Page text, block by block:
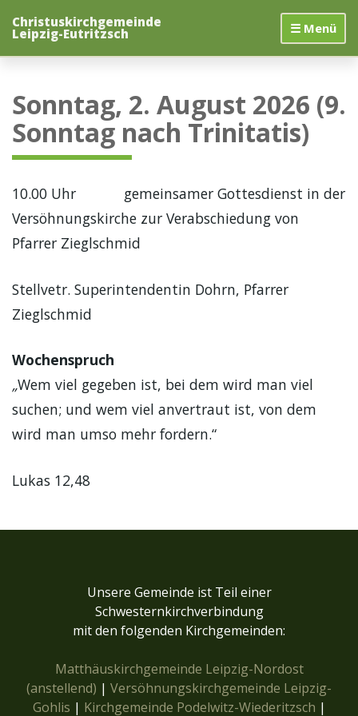
Inhalt
springen
Christuskirchgemeinde
Leipzig-Eutritzsch ☰ Menü
Sonntag, 2. August 2026 (9.
Sonntag nach Trinitatis)
10.00 Uhr gemeinsamer Gottesdienst in der
Versöhnungskirche zur Verabschiedung von
Pfarrer Zieglschmid
Stellvetr. Superintendentin Dohrn, Pfarrer
Zieglschmid
Wochenspruch
„Wem viel gegeben ist, bei dem wird man viel
suchen; und wem viel anvertraut ist, von dem
wird man umso mehr fordern.“
Lukas 12,48
Unsere Gemeinde ist Teil einer
Schwesternkirchverbindung
mit den folgenden Kirchgemeinden:
Matthäuskirchgemeinde Leipzig-Nordost
(anstellend) | Versöhnungskirchgemeinde Leipzig-
Gohlis | Kirchgemeinde Podelwitz-Wiederitzsch |